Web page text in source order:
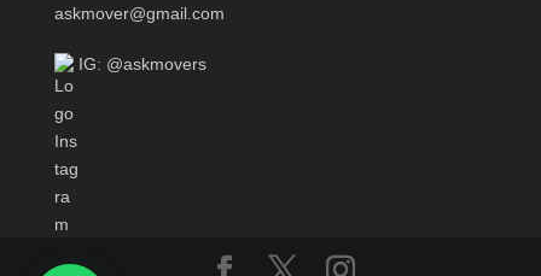
askmover@gmail.com
IG: @askmovers